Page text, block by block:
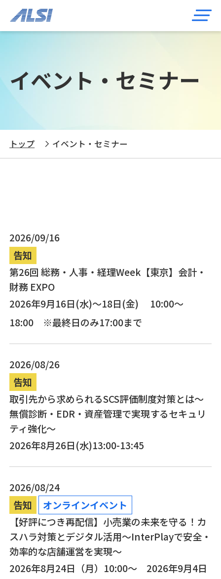
イベント・セミナー
トップ イベント・セミナー
2026/09/16
告知
第26回 総務・人事・経理Week【東京】会計・
財務 EXPO
2026年9月16日(水)～18日(金) 10:00～
18:00 ※最終日のみ17:00まで
2026/08/26
告知
取引先から求められるSCS評価制度対策とは～
無償診断・EDR・資産管理で実現するセキュリ
ティ強化～
2026年8月26日(水)13:00-13:45
2026/08/24
告知
オンラインイベント
【好評につき再配信】小売業の未来を守る！カ
スハラ対策とデジタル活用～InterPlayで安全・
効率的な店舗運営を実現～
2026年8月24日（月）10:00～ 2026年9月4日